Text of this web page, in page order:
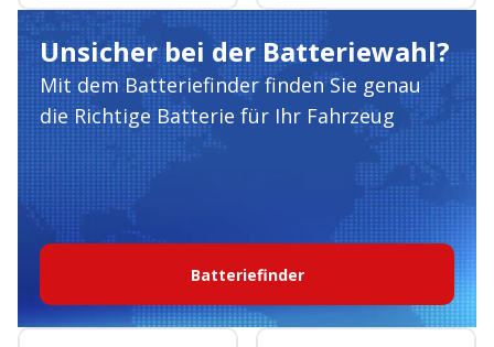
Unsicher bei der Batteriewahl?
Mit dem Batteriefinder finden Sie genau
die Richtige Batterie für Ihr Fahrzeug
Batteriefinder